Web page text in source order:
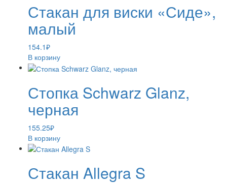
Стакан для виски «Сиде»,
малый
154.1₽
В корзину
Стопка Schwarz Glanz,
черная
155.25₽
В корзину
Стакан Allegra S